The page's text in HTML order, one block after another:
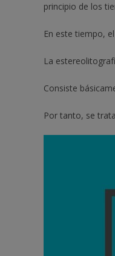
principio de los
En este tiempo,
La
Consiste
Por tanto, se